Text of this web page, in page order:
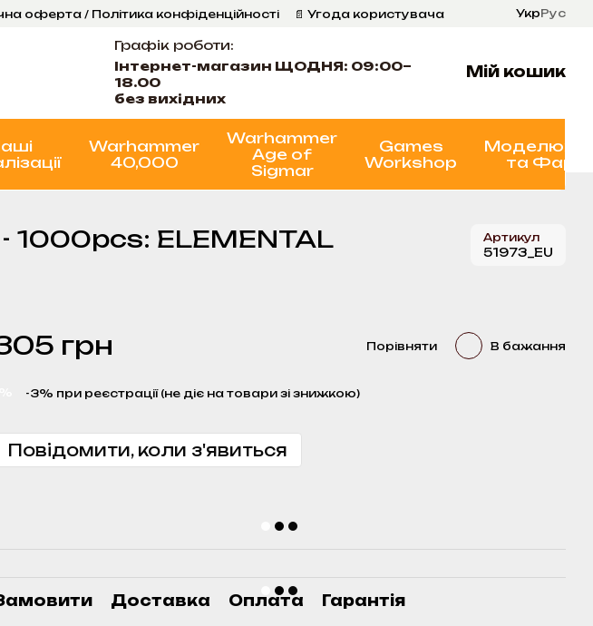
оферта / Політика конфіденційності
📄 Угода користувача
УкрРус
Графік роботи:
Інтернет-магазин ЩОДНЯ: 09:00–
18.00
без вихідних
Мій кошик
Warhammer
40,000
Warhammer
Age of
Sigmar
Games
Workshop
та
- 1000pcs: ELEMENTAL
Артикул
51973_EU
грн Порівняти В бажання
-3% при реєстрації (не діє на товари зі знижкою)
Повідомити, коли з'явиться
Доставка Оплата Гарантія